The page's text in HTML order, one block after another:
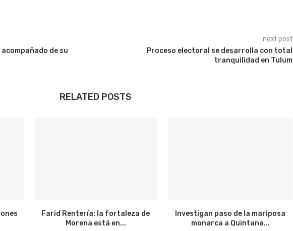
de su
next post
Proceso electoral se desarrolla con total
tranquilidad en Tulum
RELATED POSTS
Farid Rentería: la fortaleza de
Morena está en...
Investigan paso de la mariposa
monarca a Quintana...